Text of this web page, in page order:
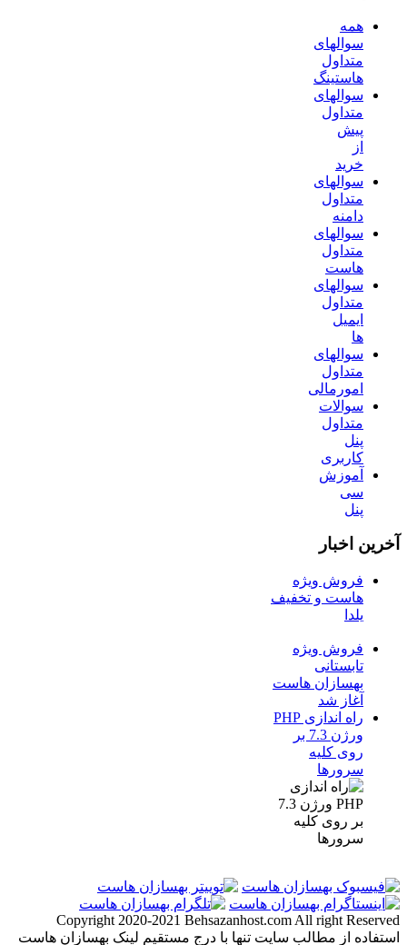
همه
سوالهای
متداول
هاستینگ
سوالهای
متداول
پیش
از
خرید
سوالهای
متداول
دامنه
سوالهای
متداول
هاست
سوالهای
متداول
ایمیل
ها
سوالهای
متداول
امورمالی
سوالات
متداول
پنل
کاربری
آموزش
سی
پنل
آخرین اخبار
فروش ویژه
هاست و تخفیف
یلدا
فروش ویژه
تابستانی
بهسازان هاست
آغاز شد
راه اندازی PHP
ورژن 7.3 بر
روی کلیه
سرورها
Copyright 2020-2021 Behsazanhost.com All right Reserved
استفاده از مطالب سایت تنها با درج مستقیم لینک بهسازان هاست